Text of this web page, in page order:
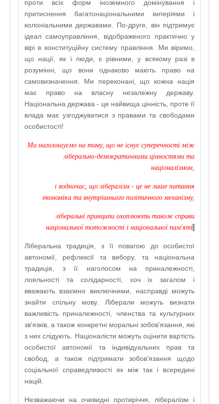
проти всіх форм іноземного домінування і
притиснення багатонаціональними імперіями і
колоніальними державами. По-друге, він підтримує
ідеал самоуправління, відображеного практично у
вірі в конституційну систему правління. Ми віримо,
що нації, як і люди, є рівними, у всякому разі в
розумінні, що вони однаково мають право на
самовизначення. Ми переконані, що кожна нація
має право на власну незалежну державу.
Національна держава - це найвища цінність, проте її
влада має узгоджуватися з правами та свободами
особистості!
Ми наголошуємо на тому, що не існує суперечності між
ліберально-демократичними цінностями та
націоналізмом,
і водночас, що лібералізм - це не лише питання
економіки та внутрішнього політичного механізму,
ліберальні принципи охоплюють також справи
національної тотожності і національної пам'яті.
Ліберальна традиція, з її повагою до особистої
автономії, рефлексії та вибору, та національна
традиція, з її наголосом на приналежності,
лояльності та солідарності, хоч іх загалом і
вважають взаємно виключними, насправді можуть
знайти спільну мову. Ліберали можуть визнати
важливість приналежності, членства та культурних
зв'язків, а також конкретні моральні зобов'язання, які
з них слідують. Націоналісти можуть оцінити вартість
особистої автономії та індивідуальних прав та
свобод, а також підтримати зобов'язання щодо
соціальної справедливості як між так і всередині
націй.
Незважаючи на очевидні протиріччя, лібералізм і